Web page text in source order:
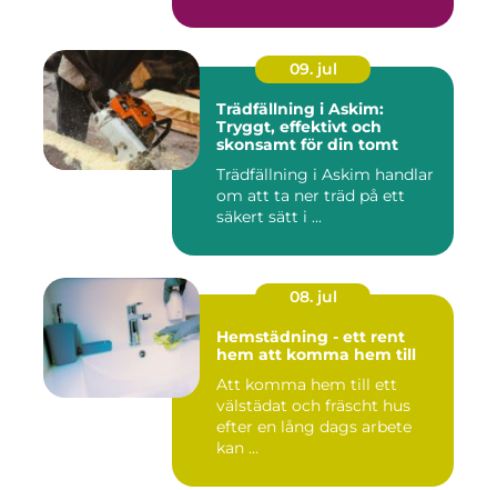
09. jul
Trädfällning i Askim:
Tryggt, effektivt och
skonsamt för din tomt
Trädfällning i Askim handlar
om att ta ner träd på ett
säkert sätt i ...
08. jul
Hemstädning - ett rent
hem att komma hem till
Att komma hem till ett
välstädat och fräscht hus
efter en lång dags arbete
kan ...